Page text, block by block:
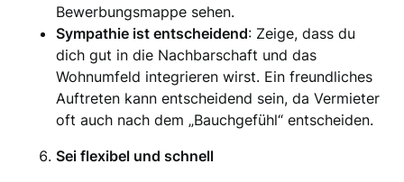
Bewerbungsmappe sehen.
Sympathie ist entscheidend: Zeige, dass du
dich gut in die Nachbarschaft und das
Wohnumfeld integrieren wirst. Ein freundliches
Auftreten kann entscheidend sein, da Vermieter
oft auch nach dem „Bauchgefühl“ entscheiden.
Sei flexibel und schnell